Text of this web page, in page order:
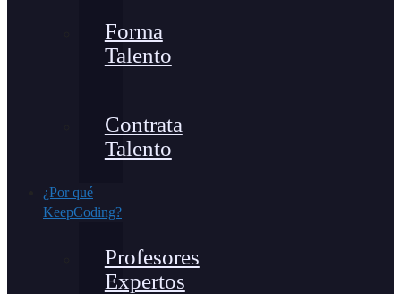
Forma
Talento
Contrata
Talento
¿Por qué
KeepCoding?
Profesores
Expertos